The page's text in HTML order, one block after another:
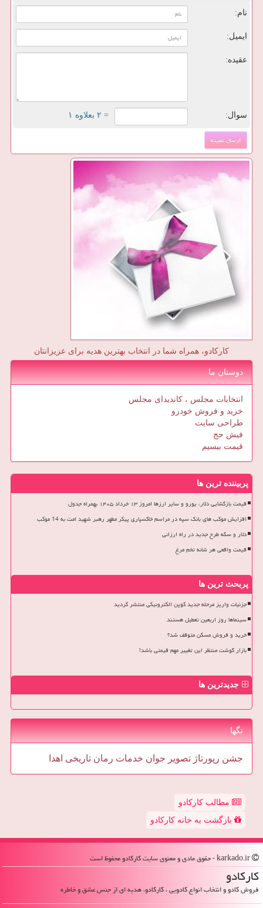
نام:
ایمیل:
عقیده:
سوال: = ۲ بعلاوه ۱
کارکادو، همراه شما در انتخاب بهترین هدیه برای عزیزانتان
دوستان ما
انتخابات مجلس ، کاندیدای مجلس
خرید و فروش خودرو
طراحی سایت
فیش حج
قیمت بیسیم
پربیننده ترین ها
قیمت بازگشایی دلار، یورو و سایر ارزها امروز ۱۳ خرداد ۱۴۰۵ بهمراه جدول
افزایش موکب های بانک سپه در مراسم خاکسپاری پیکر مطهر رهبر شهید امت به 14 موکب
دلار و سکه طرح جدید در راه ارزانی
قیمت واقعی هر شانه تخم مرغ
پربحث ترین ها
جزئیات واریز مرحله جدید کوپن الکترونیکی منتشر گردید
سینماها روز اربعین تعطیل هستند
خرید و فروش مسکن متوقف شد؟
بازار گوشت منتظر این تغییر مهم قیمتی باشد!
جدیدترین ها
تگها
جشن رپورتاژ تصویر جوان خدمات رمان تاریخی اهدا
مطالب کارکادو
بازگشت به خانه کارکادو
كاركادو
فروش کادو و انتخاب انواع کادویی ، کارکادو، هدیه ای از جنس عشق و خاطره